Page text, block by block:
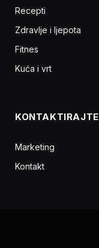
Recepti
Zdravlje i ljepota
Fitnes
Kuća i vrt
Marketing
Kontakt